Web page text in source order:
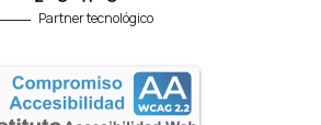
Partner tecnológico